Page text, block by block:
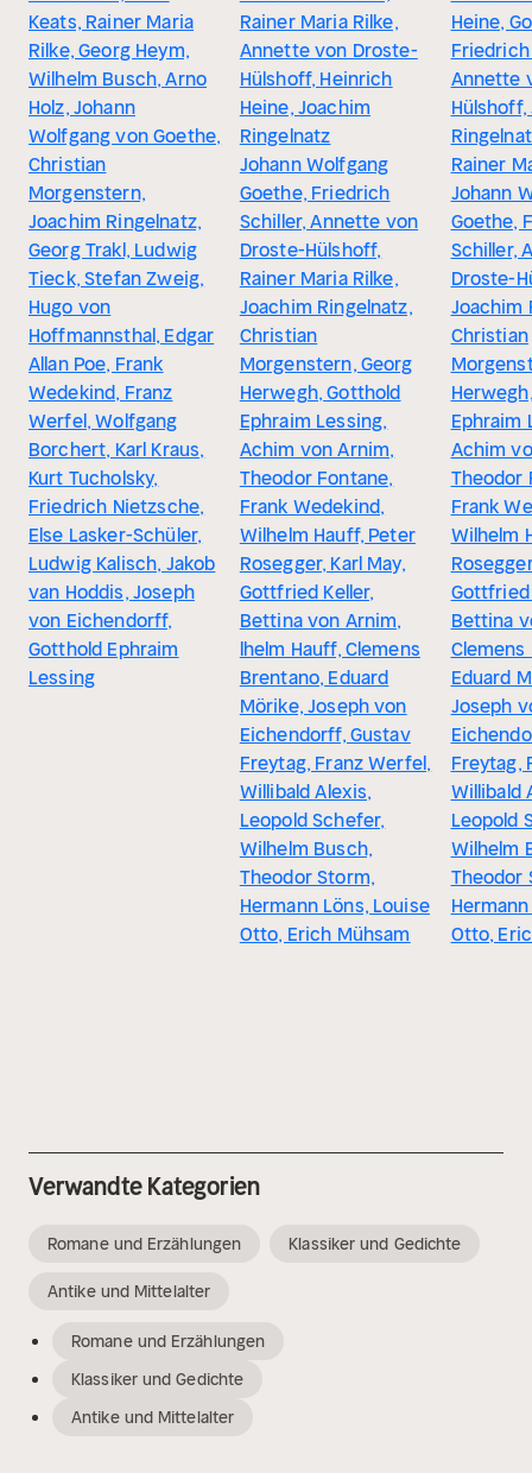
Keats, Rainer Maria
Rilke, Georg Heym,
Wilhelm Busch, Arno
Holz, Johann
Wolfgang von Goethe,
Christian
Morgenstern,
Joachim Ringelnatz,
Georg Trakl, Ludwig
Tieck, Stefan Zweig,
Hugo von
Hoffmannsthal, Edgar
Allan Poe, Frank
Wedekind, Franz
Werfel, Wolfgang
Borchert, Karl Kraus,
Kurt Tucholsky,
Friedrich Nietzsche,
Else Lasker-Schüler,
Ludwig Kalisch, Jakob
van Hoddis, Joseph
von Eichendorff,
Gotthold Ephraim
Lessing
Rainer Maria Rilke,
Annette von Droste-
Hülshoff, Heinrich
Heine, Joachim
Ringelnatz
Johann Wolfgang
Goethe, Friedrich
Schiller, Annette von
Droste-Hülshoff,
Rainer Maria Rilke,
Joachim Ringelnatz,
Christian
Morgenstern, Georg
Herwegh, Gotthold
Ephraim Lessing,
Achim von Arnim,
Theodor Fontane,
Frank Wedekind,
Wilhelm Hauff, Peter
Rosegger, Karl May,
Gottfried Keller,
Bettina von Arnim,
lhelm Hauff, Clemens
Brentano, Eduard
Mörike, Joseph von
Eichendorff, Gustav
Freytag, Franz Werfel,
Willibald Alexis,
Leopold Schefer,
Wilhelm Busch,
Theodor Storm,
Hermann Löns, Louise
Otto, Erich Mühsam
Heine,
Annette
Rainer
Johann
Goethe,
Schiller,
Droste-
Joachim
Christian
Ephraim
Achim
Theodor
Frank
Wilhelm
Gottfried
Bettina
Eduard
Joseph
Freytag,
Willibald
Leopold
Wilhelm
Theodor
Otto,
Verwandte Kategorien
Romane und Erzählungen Klassiker und Gedichte
Antike und Mittelalter
Romane und Erzählungen
Klassiker und Gedichte
Antike und Mittelalter